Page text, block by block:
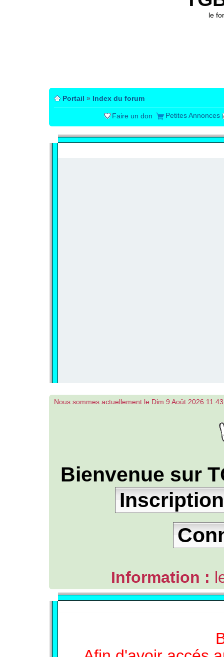
le
Portail » Index du forum
Faire un don Petites Annonces
Nous sommes actuellement le Dim 9 Août 2026 11:43
Bienvenue sur
Inscription
Information :